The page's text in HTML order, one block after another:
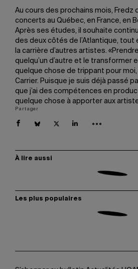
Au cours des prochains mois, Fredz
concerts au Québec, en France, en
Après ses études, il souhaite
des deux côtés de l’Atlantique, tout
la carrière d’autres artistes.
quelqu’un d’autre et le transformer
quelque chose de trippant pour
Carrier. Puisque je suis déjà passé
que j’ai des compétences en
quelque chose à apporter aux
Partager
À lire aussi
Les plus populaires